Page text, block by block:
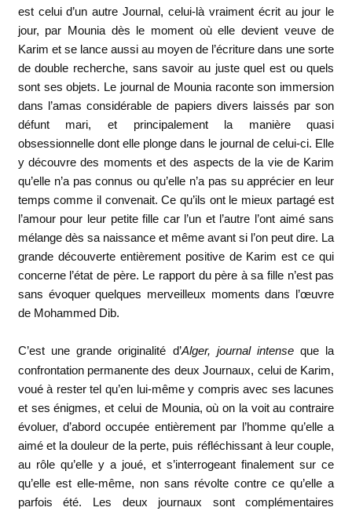
est celui d’un autre Journal, celui-là vraiment écrit au jour le
jour, par Mounia dès le moment où elle devient veuve de
Karim et se lance aussi au moyen de l’écriture dans une sorte
de double recherche, sans savoir au juste quel est ou quels
sont ses objets. Le journal de Mounia raconte son immersion
dans l’amas considérable de papiers divers laissés par son
défunt mari, et principalement la manière quasi
obsessionnelle dont elle plonge dans le journal de celui-ci. Elle
y découvre des moments et des aspects de la vie de Karim
qu’elle n’a pas connus ou qu’elle n’a pas su apprécier en leur
temps comme il convenait. Ce qu’ils ont le mieux partagé est
l’amour pour leur petite fille car l’un et l’autre l’ont aimé sans
mélange dès sa naissance et même avant si l’on peut dire. La
grande découverte entièrement positive de Karim est ce qui
concerne l’état de père. Le rapport du père à sa fille n’est pas
sans évoquer quelques merveilleux moments dans l’œuvre
de Mohammed Dib.
C’est une grande originalité d’Alger, journal intenseque la
confrontation permanente des deux Journaux, celui de Karim,
voué à rester tel qu’en lui-même y compris avec ses lacunes
et ses énigmes, et celui de Mounia, où on la voit au contraire
évoluer, d’abord occupée entièrement par l’homme qu’elle a
aimé et la douleur de la perte, puis réfléchissant à leur couple,
au rôle qu’elle y a joué, et s’interrogeant finalement sur ce
qu’elle est elle-même, non sans révolte contre ce qu’elle a
parfois été. Les deux journaux sont complémentaires